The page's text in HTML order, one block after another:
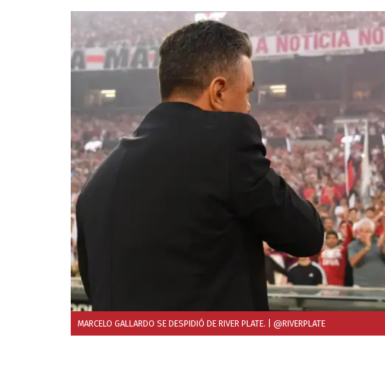
MARCELO GALLARDO SE DESPIDIÓ DE RIVER PLATE. | @RIVERPLATE